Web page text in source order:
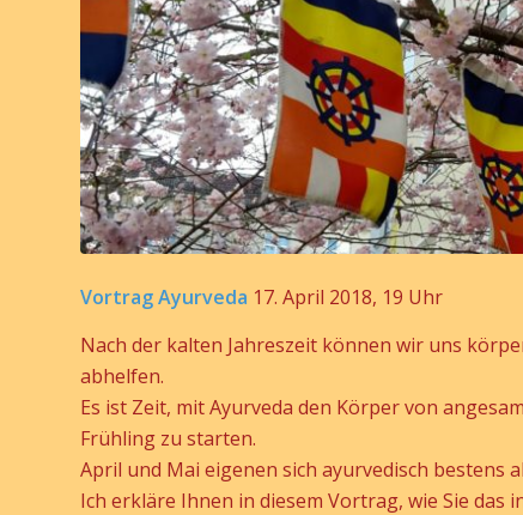
Vortrag Ayurveda 17. April 2018, 19 Uhr
Nach der kalten Jahreszeit können wir uns
abhelfen.
Es ist Zeit, mit Ayurveda den Körper von
Frühling zu starten.
April und Mai eigenen sich ayurvedisch bestens
Ich erkläre Ihnen in diesem Vortrag, wie Sie